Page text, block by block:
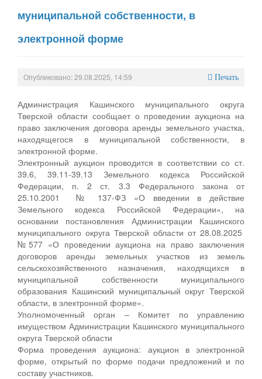
муниципальной собственности, в
электронной форме
Опубликовано: 29.08.2025, 14:59 Печать
Администрация Кашинского муниципального округа
Тверской области сообщает о проведении аукциона на
право заключения договора аренды земельного участка,
находящегося в муниципальной собственности, в
электронной форме.
Электронный аукцион проводится в соответствии со ст.
39.6, 39.11-39.13 Земельного кодекса Российской
Федерации, п. 2 ст. 3.3 Федерального закона от
25.10.2001 № 137-ФЗ «О введении в действие
Земельного кодекса Российской Федерации», на
основании постановления Администрации Кашинского
муниципального округа Тверской области от 28.08.2025
№577 «О проведении аукциона на право заключения
договоров аренды земельных участков из земель
сельскохозяйственного назначения, находящихся в
муниципальной собственности муниципального
образования Кашинский муниципальный округ Тверской
области, в электронной форме».
Уполномоченный орган – Комитет по управлению
имуществом Администрации Кашинского муниципального
округа Тверской области
Форма проведения аукциона: аукцион в электронной
форме, открытый по форме подачи предложений и по
составу участников.